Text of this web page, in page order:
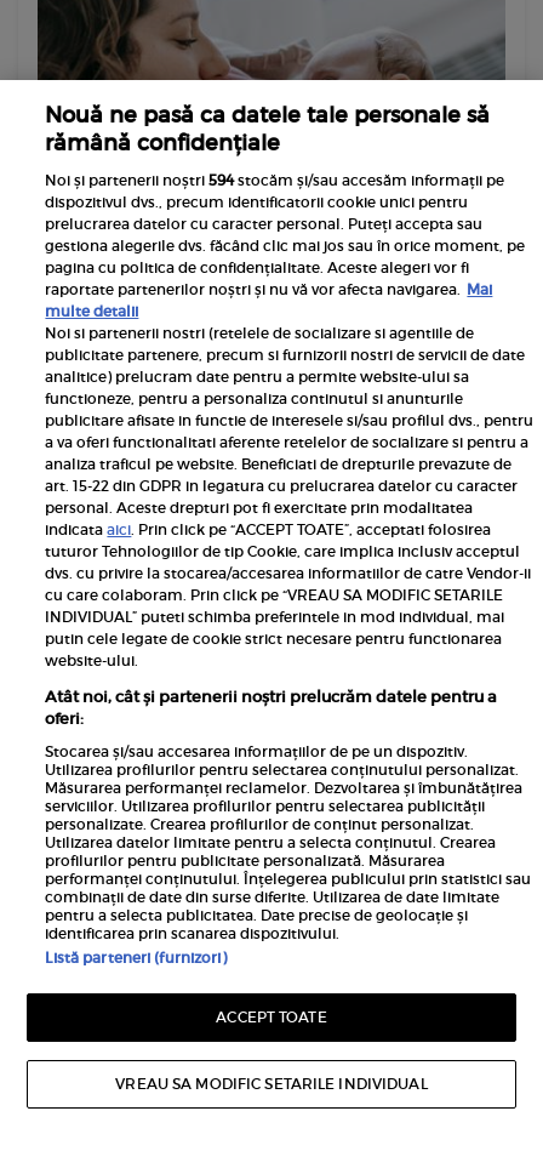
Advertorial
Mama care lipsește din poze: cum revii în
fotografiile de familie ale copilului tău
Deschide galeria telefonului și numără: sute de
fotografii cu cel mic, zeci cu bunicii, câteva cu tata în
rol principal și undeva, rar, câte un selfie cu tine,
făcut mai mult din...
MAI MULTE
Advertorial
Roborock extinde gama F25 cu noile F25
ACE Combo și F25 ACE Pro
Roborock anunță disponibilitatea noilor modele din
ACE Pro, două aspiratoare verticale cordless wet-dry
dezvoltate pentru utilizatorii care...
MAI MULTE
Nouă ne pasă ca datele tale personale să
rămână confidențiale
Noi și partenerii noștri594stocăm și/sau accesăm informații pe
dispozitivul dvs., precum identificatorii cookie unici pentru
prelucrarea datelor cu caracter personal. Puteți accepta sau
gestiona alegerile dvs. făcând clic mai jos sau în orice moment, pe
pagina cu politica de confidențialitate. Aceste alegeri vor fi
raportate partenerilor noștri și nu vă vor afecta navigarea. Mai
multe detalii
Noi si partenerii nostri (retelele de socializare si agentiile de
publicitate partenere, precum si furnizorii nostri de servicii de date
analitice) prelucram date pentru a permite website-ului sa
functioneze, pentru a personaliza continutul si anunturile
publicitare afisate in functie de interesele si/sau profilul dvs., pentru
a va oferi functionalitati aferente retelelor de socializare si pentru a
analiza traficul pe website. Beneficiati de drepturile prevazute de
art. 15-22 din GDPR in legatura cu prelucrarea datelor cu caracter
personal. Aceste drepturi pot fi exercitate prin modalitatea
indicataaici. Prin click pe “ACCEPT TOATE”, acceptati folosirea
tuturor Tehnologiilor de tip Cookie, care implica inclusiv acceptul
dvs. cu privire la stocarea/accesarea informatiilor de catre Vendor-ii
cu care colaboram. Prin click pe “VREAU SA MODIFIC SETARILE
INDIVIDUAL” puteti schimba preferintele in mod individual, mai
putin cele legate de cookie strict necesare pentru functionarea
website-ului.
Atât noi, cât și partenerii noștri prelucrăm datele pentru a
oferi:
Stocarea și/sau accesarea informațiilor de pe un dispozitiv.
Utilizarea profilurilor pentru selectarea conținutului personalizat.
Măsurarea performanței reclamelor. Dezvoltarea și îmbunătățirea
serviciilor. Utilizarea profilurilor pentru selectarea publicității
personalizate. Crearea profilurilor de conținut personalizat.
Utilizarea datelor limitate pentru a selecta conținutul. Crearea
profilurilor pentru publicitate personalizată. Măsurarea
performanței conținutului. Înțelegerea publicului prin statistici sau
combinații de date din surse diferite. Utilizarea de date limitate
pentru a selecta publicitatea. Date precise de geolocație și
identificarea prin scanarea dispozitivului.
Listă parteneri (furnizori)
ACCEPT TOATE
VREAU SA MODIFIC SETARILE INDIVIDUAL